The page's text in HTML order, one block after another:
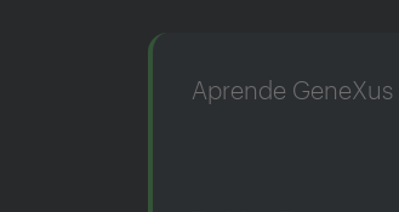
Aprende GeneXus